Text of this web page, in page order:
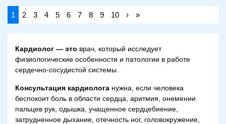
1 2 3 4 5 6 7 8 9 10 › »
Кардиолог — это врач, который исследует
физиологические особенности и патологии в работе
сердечно-сосудистой системы.
Консультация кардиолога нужна, если человека
беспокоит боль в области сердца, аритмия, онемении
пальцев рук, одышка, учащенное сердцебиение,
затрудненное дыхание, отечность ног, головокружение,